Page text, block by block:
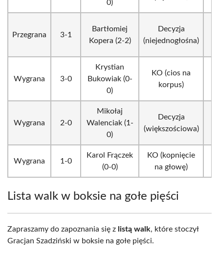
0)
Przegrana 3-1
Bartłomiej
Kopera (2-2)
Decyzja
(niejednogłośna)
Wygrana 3-0
Krystian
Bukowiak (0-
0)
KO (cios na
korpus)
Wygrana 2-0
Mikołaj
Walenciak (1-
0)
Decyzja
(większościowa)
Wygrana 1-0
Karol Frączek
(0-0)
KO (kopnięcie
na głowę)
Lista walk w boksie na gołe pięści
Zapraszamy do zapoznania się z listą walk, które stoczył
Gracjan Szadziński w boksie na gołe pięści.